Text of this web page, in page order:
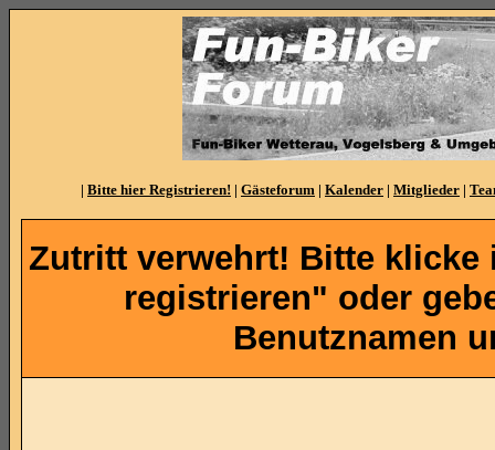
| Bitte hier Registrieren! | Gästeforum | Kalender | Mitglieder |
Zutritt verwehrt! Bitte
registrieren" oder
Benutznamen